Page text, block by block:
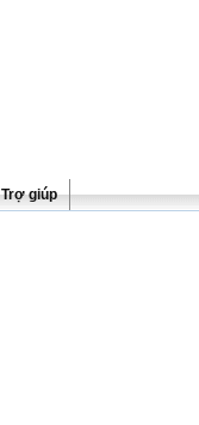
Trợ giúp